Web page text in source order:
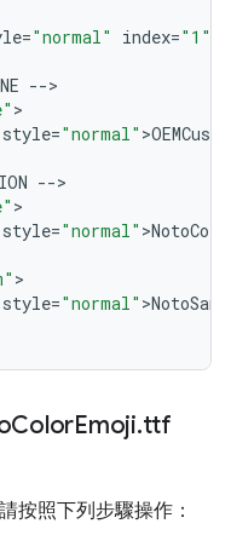
="normal" index="1"
-->
>
style="normal" >
-->
>
style="normal" >
>
style="normal" >
ColorEmoji.ttf
按照下列步驟操作：